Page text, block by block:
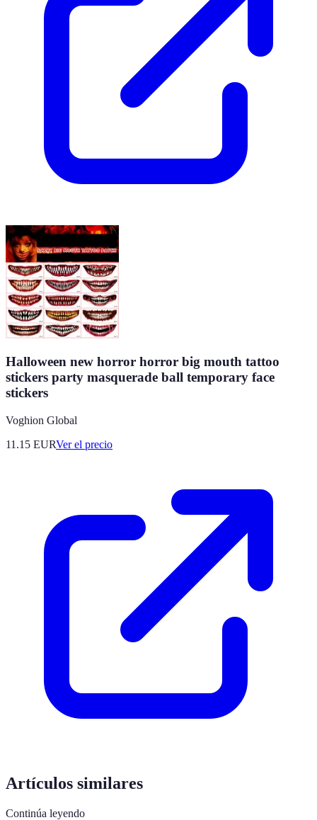
Halloween new horror horror big mouth tattoo
stickers party masquerade ball temporary face
stickers
Voghion Global
11.15 EURVer el precio
Artículos similares
Continúa leyendo